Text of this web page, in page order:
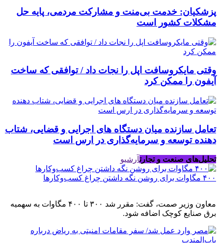
پزشکیان: خدمت بی‌منت و مشارکت مردمی، پایه حل
مشکلات کشور است
وقتی مایکروسافت اپل را نجات داد / توافقی که ساخت
آیفون را ممکن کرد
تعامل سازنده میان دستگاه‌ های اجرایی و قضایی، شتاب‌
دهنده توسعه و سرمایه‌گذاری در ارس است
تحلیل‌های صنعت و تجارتآرشیو
۴۰۰ مگاوات برای روشن نگه داشتن چراغ کسب‌وکار‌ها
معاون وزیر صمت، گفت: مقرر شد ۳۰۰ تا ۴۰۰ مگاوات به سهمیه
برق صنایع کوچک اضافه شود.